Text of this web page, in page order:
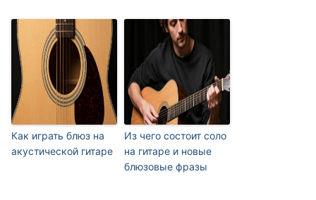
Как играть блюз на
акустической гитаре
Из чего состоит соло
на гитаре и новые
блюзовые фразы